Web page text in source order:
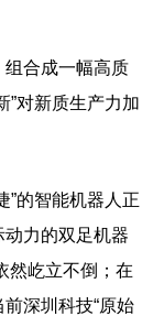
合成一幅高质
”对新质生产力加
的智能机器人正
力的双足机器
然屹立不倒；在
深圳科技“原始